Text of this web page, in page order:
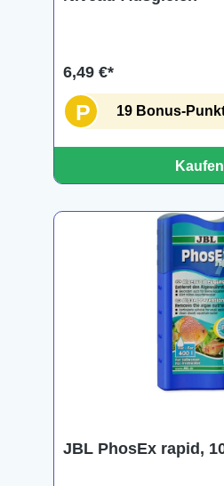
6,49 €*
P 19 Bonus-
Kaufen
JBL PhosEx rapid,